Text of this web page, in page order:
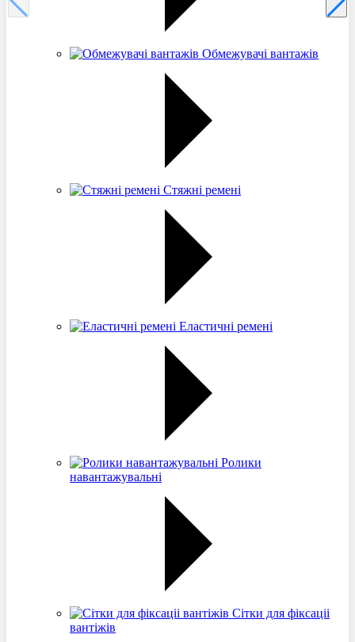
Обмежувачі вантажів
Стяжні ремені
Еластичні ремені
Ролики
навантажувальні
Сітки для фіксаціі
вантіжів